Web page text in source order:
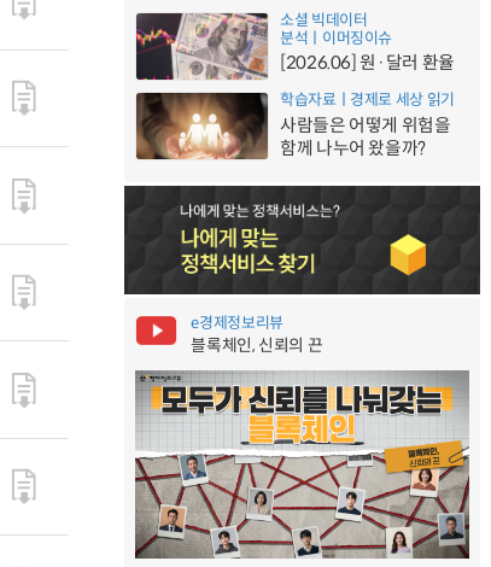
소셜 빅데이터
분석ㅣ이머징이슈
[2026.06] 원·달러 환율
학습자료ㅣ경제로 세상 읽기
사람들은 어떻게 위험을
함께 나누어 왔을까?
e경제정보리뷰
블록체인, 신뢰의 끈